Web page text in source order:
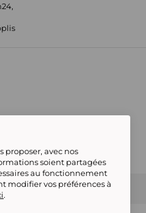
de
proposer, avec nos
soient partagées
au fonctionnement
modifier vos préférences à
.